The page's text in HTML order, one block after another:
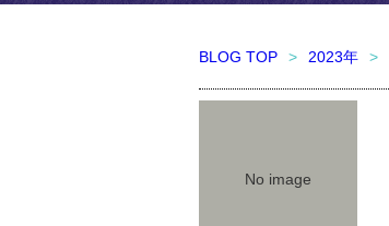
BLOG TOP > 2023年 >
No image